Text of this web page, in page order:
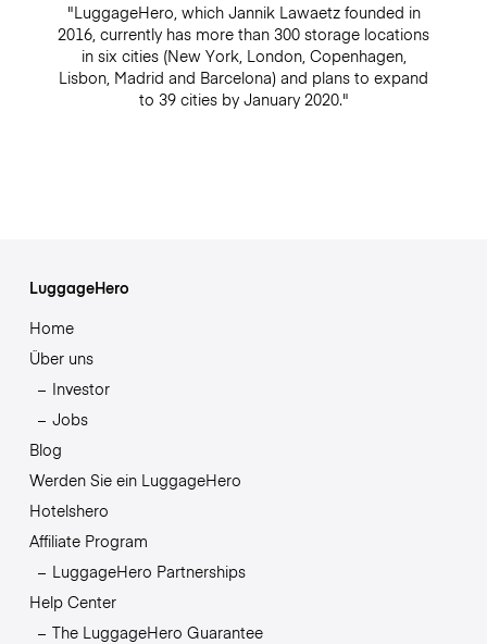
"LuggageHero, which Jannik Lawaetz founded in
2016, currently has more than 300 storage locations
in six cities (New York, London, Copenhagen,
Lisbon, Madrid and Barcelona) and plans to expand
to 39 cities by January 2020."
LuggageHero
Home
Über uns
Investor
Jobs
Blog
Werden Sie ein LuggageHero
Hotelshero
Affiliate Program
LuggageHero Partnerships
Help Center
The LuggageHero Guarantee